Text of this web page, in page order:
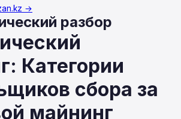
→
разбор
Категории
сбора за
майнинг